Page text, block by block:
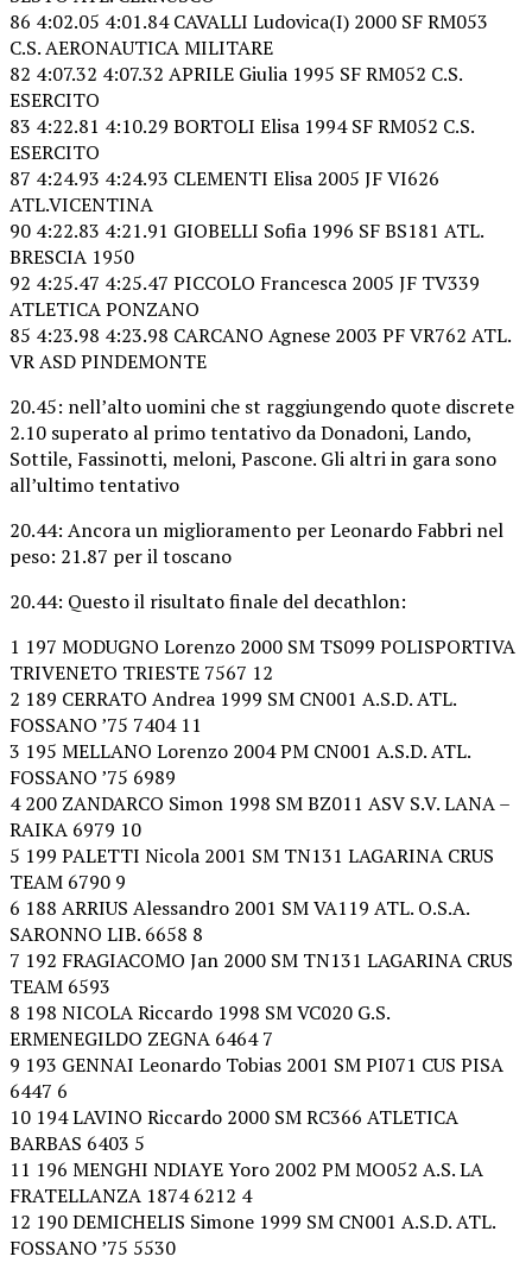
86 4:02.05 4:01.84 CAVALLI Ludovica(I) 2000 SF RM053
C.S. AERONAUTICA MILITARE
82 4:07.32 4:07.32 APRILE Giulia 1995 SF RM052 C.S.
ESERCITO
83 4:22.81 4:10.29 BORTOLI Elisa 1994 SF RM052 C.S.
ESERCITO
87 4:24.93 4:24.93 CLEMENTI Elisa 2005 JF VI626
ATL.VICENTINA
90 4:22.83 4:21.91 GIOBELLI Sofia 1996 SF BS181 ATL.
BRESCIA 1950
92 4:25.47 4:25.47 PICCOLO Francesca 2005 JF TV339
ATLETICA PONZANO
85 4:23.98 4:23.98 CARCANO Agnese 2003 PF VR762 ATL.
VR ASD PINDEMONTE
20.45: nell’alto uomini che st raggiungendo quote discrete
2.10 superato al primo tentativo da Donadoni, Lando,
Sottile, Fassinotti, meloni, Pascone. Gli altri in gara sono
all’ultimo tentativo
20.44: Ancora un miglioramento per Leonardo Fabbri nel
peso: 21.87 per il toscano
20.44: Questo il risultato finale del decathlon:
1 197 MODUGNO Lorenzo 2000 SM TS099 POLISPORTIVA
TRIVENETO TRIESTE 7567 12
2 189 CERRATO Andrea 1999 SM CN001 A.S.D. ATL.
FOSSANO ’75 7404 11
3 195 MELLANO Lorenzo 2004 PM CN001 A.S.D. ATL.
FOSSANO ’75 6989
4 200 ZANDARCO Simon 1998 SM BZ011 ASV S.V. LANA –
RAIKA 6979 10
5 199 PALETTI Nicola 2001 SM TN131 LAGARINA CRUS
TEAM 6790 9
6 188 ARRIUS Alessandro 2001 SM VA119 ATL. O.S.A.
SARONNO LIB. 6658 8
7 192 FRAGIACOMO Jan 2000 SM TN131 LAGARINA CRUS
TEAM 6593
8 198 NICOLA Riccardo 1998 SM VC020 G.S.
ERMENEGILDO ZEGNA 6464 7
9 193 GENNAI Leonardo Tobias 2001 SM PI071 CUS PISA
6447 6
10 194 LAVINO Riccardo 2000 SM RC366 ATLETICA
BARBAS 6403 5
11 196 MENGHI NDIAYE Yoro 2002 PM MO052 A.S. LA
FRATELLANZA 1874 6212 4
12 190 DEMICHELIS Simone 1999 SM CN001 A.S.D. ATL.
FOSSANO ’75 5530